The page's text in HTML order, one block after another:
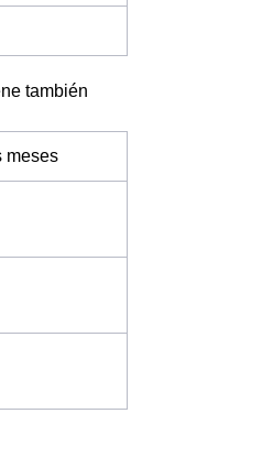
también
meses